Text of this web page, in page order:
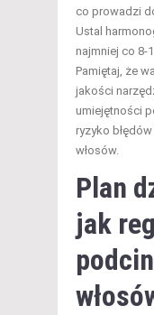
co prowadzi
Ustal
najmniej co 8-
Pamiętaj, że
jakości
umiejętności
ryzyko
włosów.
Plan
jak